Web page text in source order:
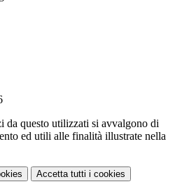
da questo utilizzati si avvalgono di
ed utili alle finalità illustrate nella
Accetta tutti i cookies